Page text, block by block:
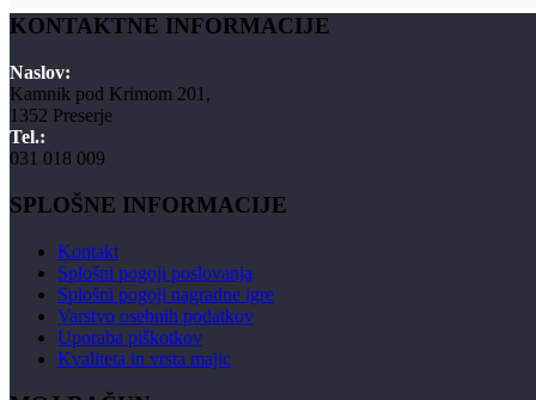
KONTAKTNE INFORMACIJE
Naslov:
Kamnik pod Krimom 201,
1352 Preserje
Tel.:
031 018 009
SPLOŠNE INFORMACIJE
Kontakt
Splošni pogoji poslovanja
Splošni pogoji nagradne igre
Varstvo osebnih podatkov
Uporaba piškotkov
Kvaliteta in vrsta majic